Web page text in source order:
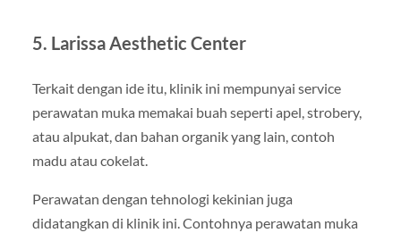
5. Larissa Aesthetic Center
Terkait dengan ide itu, klinik ini mempunyai service
perawatan muka memakai buah seperti apel, strobery,
atau alpukat, dan bahan organik yang lain, contoh
madu atau cokelat.
Perawatan dengan tehnologi kekinian juga
didatangkan di klinik ini. Contohnya perawatan muka